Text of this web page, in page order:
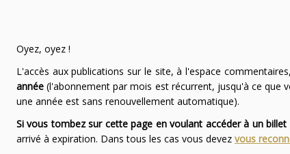
Oyez, oyez !
L'accès aux publications sur le site, à l'espace commentaires,
année(l'abonnement par mois est récurrent, jusqu'à ce que
une année est sans renouvellement automatique).
Si vous tombez sur cette page en voulant accéder à un
arrivé à expiration. Dans tous les cas vous devez vous